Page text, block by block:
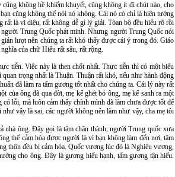
không hề khiếm khuyết, cũng không ít đi chút nào, cho
cũng không thể nói nó không. Cái nó có chỉ là hiện tướng
rất là vi diệu, rất không dễ gì lý giải. Tòan bộ đều hiểu rõ rồi
Trung Quốc phát minh. Nhưng người Trung Quốc nói
lượt nên chúng ta rất khó thấy được cái ý trong đó. Giáo
của chữ Hiếu rất sâu, rất rộng.
tiễn. Việc này là then chốt nhất. Thực tiễn thì có một biểu
trọng nhất là Thuận. Thuận rất khó, nếu như hành động
đã làm ra tấm gương tốt nhất cho chúng ta. Cái lý này rất
của ông đã qua đời, mẹ kế ghét bỏ ông, mẹ kế sanh ra một
lỗi, mà luôn cảm thấy chính mình đã làm chưa được tốt để
vậy là sai, các người không nên làm như vậy, cha mẹ tôi
nhà ông. Đây gọi là tâm chân thành, người Trung quốc xưa
thể cảm hóa được người là vì bạn không làm đến nơi, tâm
thôn đều bị cảm hóa. Quốc vương lúc đó là Nghiêu vương,
cho ông. Đây là gương hiếu hạnh, tấm gương tận hiếu.